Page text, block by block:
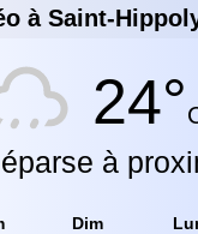
à Saint-
24°
à
Dim